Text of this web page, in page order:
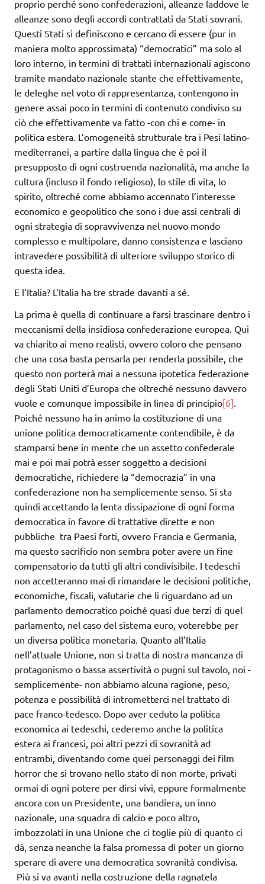
proprio perché sono confederazioni, alleanze laddove le
alleanze sono degli accordi contrattati da Stati sovrani.
Questi Stati si definiscono e cercano di essere (pur in
maniera molto approssimata) “democratici” ma solo al
loro interno, in termini di trattati internazionali agiscono
tramite mandato nazionale stante che effettivamente,
le deleghe nel voto di rappresentanza, contengono in
genere assai poco in termini di contenuto condiviso su
ciò che effettivamente va fatto -con chi e come- in
politica estera. L’omogeneità strutturale tra i Pesi latino-
mediterranei, a partire dalla lingua che è poi il
presupposto di ogni costruenda nazionalità, ma anche la
cultura (incluso il fondo religioso), lo stile di vita, lo
spirito, oltreché come abbiamo accennato l’interesse
economico e geopolitico che sono i due assi centrali di
ogni strategia di sopravvivenza nel nuovo mondo
complesso e multipolare, danno consistenza e lasciano
intravedere possibilità di ulteriore sviluppo storico di
questa idea.
E l’Italia? L’Italia ha tre strade davanti a sé.
La prima è quella di continuare a farsi trascinare dentro i
meccanismi della insidiosa confederazione europea. Qui
va chiarito ai meno realisti, ovvero coloro che pensano
che una cosa basta pensarla per renderla possibile, che
questo non porterà mai a nessuna ipotetica federazione
degli Stati Uniti d’Europa che oltreché nessuno davvero
vuole e comunque impossibile in linea di principio[6]
Poiché nessuno ha in animo la costituzione di una
unione politica democraticamente contendibile, è da
stamparsi bene in mente che un assetto confederale
mai e poi mai potrà esser soggetto a decisioni
democratiche, richiedere la “democrazia” in una
confederazione non ha semplicemente senso. Si sta
quindi accettando la lenta dissipazione di ogni forma
democratica in favore di trattative dirette e non
pubbliche tra Paesi forti, ovvero Francia e Germania,
ma questo sacrificio non sembra poter avere un fine
compensatorio da tutti gli altri condivisibile. I tedeschi
non accetteranno mai di rimandare le decisioni politiche,
economiche, fiscali, valutarie che li riguardano ad un
parlamento democratico poiché quasi due terzi di quel
parlamento, nel caso del sistema euro, voterebbe per
un diversa politica monetaria. Quanto all’Italia
nell’attuale Unione, non si tratta di nostra mancanza di
protagonismo o bassa assertività o pugni sul tavolo, noi -
semplicemente- non abbiamo alcuna ragione, peso,
potenza e possibilità di intrometterci nel trattato di
pace franco-tedesco. Dopo aver ceduto la politica
economica ai tedeschi, cederemo anche la politica
estera ai francesi, poi altri pezzi di sovranità ad
entrambi, diventando come quei personaggi dei film
horror che si trovano nello stato di non morte, privati
ormai di ogni potere per dirsi vivi, eppure formalmente
ancora con un Presidente, una bandiera, un inno
nazionale, una squadra di calcio e poco altro,
imbozzolati in una Unione che ci toglie più di quanto ci
dà, senza neanche la falsa promessa di poter un giorno
sperare di avere una democratica sovranità condivisa.
Più si va avanti nella costruzione della ragnatela